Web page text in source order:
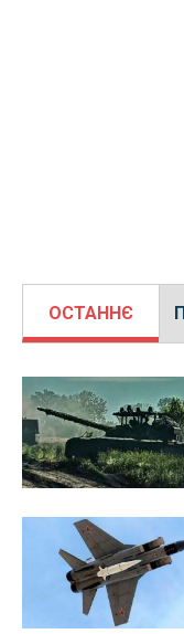
ОСТАННЄ